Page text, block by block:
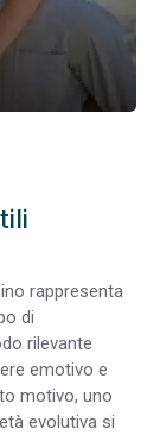
rappresenta
di
rilevante
emotivo e
motivo, uno
evolutiva si